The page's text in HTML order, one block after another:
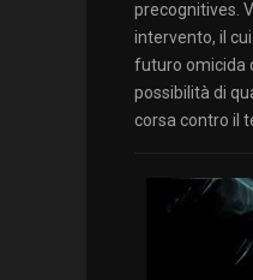
precognitives.
intervento, il
futuro omicida
possibilità di
corsa contro il